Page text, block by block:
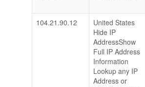
104.21.90.12
United States
Hide IP
AddressShow
Full IP Address
Information
Lookup any IP
Address or